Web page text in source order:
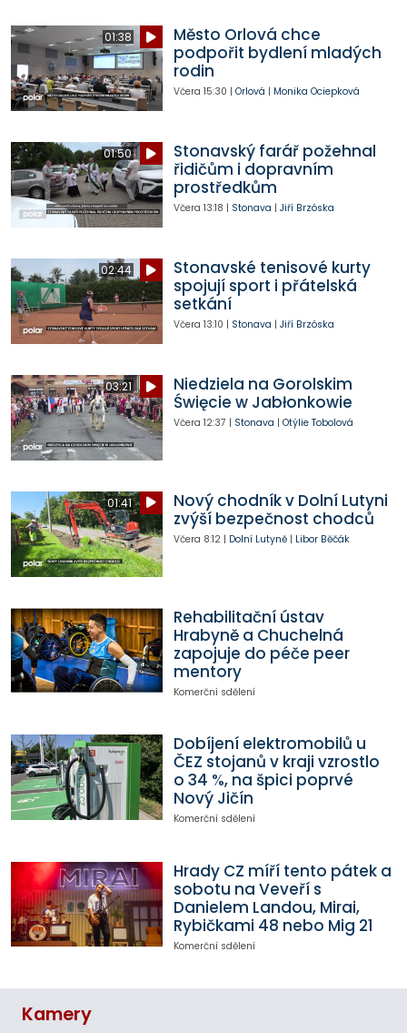
01:38
Město Orlová chce
podpořit bydlení mladých
rodin
Včera 15:30 | Orlová | Monika Ociepková
01:50
Stonavský farář požehnal
řidičům i dopravním
prostředkům
Včera 13:18 | Stonava | Jiří Brzóska
02:44
Stonavské tenisové kurty
spojují sport i přátelská
setkání
Včera 13:10 | Stonava | Jiří Brzóska
03:21
Niedziela na Gorolskim
Święcie w Jabłonkowie
Včera 12:37 | Stonava | Otýlie Tobolová
01:41
Nový chodník v Dolní Lutyni
zvýší bezpečnost chodců
Včera 8:12| Dolní Lutyně| Libor Běčák
Rehabilitační ústav
Hrabyně a Chuchelná
zapojuje do péče peer
mentory
Komerční sdělení
Dobíjení elektromobilů u
ČEZ stojanů v kraji vzrostlo
o 34 %, na špici poprvé
Nový Jičín
Komerční sdělení
Hrady CZ míří tento pátek a
sobotu na Veveří s
Danielem Landou, Mirai,
Rybičkami 48 nebo Mig 21
Komerční sdělení
Kamery